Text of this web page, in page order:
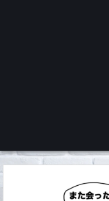
くろチャンネ